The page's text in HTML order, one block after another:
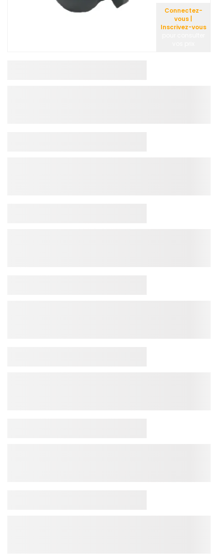
Connectez-
vous |
Inscrivez-vous